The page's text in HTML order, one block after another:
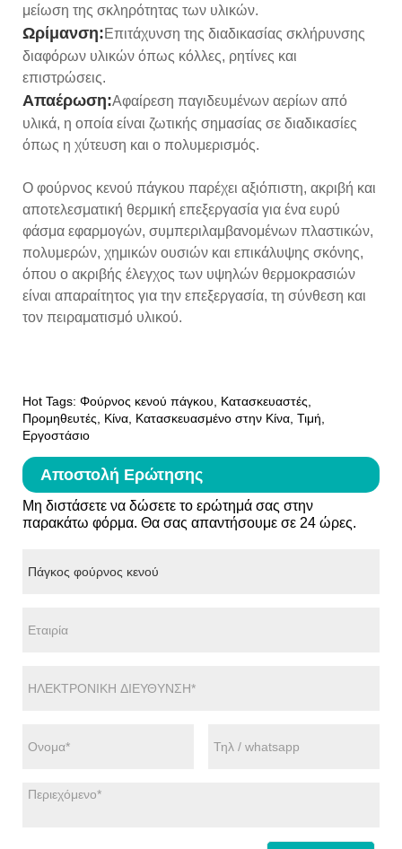
μείωση της σκληρότητας των υλικών.
Ωρίμανση:Επιτάχυνση της διαδικασίας σκλήρυνσης
διαφόρων υλικών όπως κόλλες, ρητίνες και
επιστρώσεις.
Απαέρωση:Αφαίρεση παγιδευμένων αερίων από
υλικά, η οποία είναι ζωτικής σημασίας σε διαδικασίες
όπως η χύτευση και ο πολυμερισμός.
Ο φούρνος κενού πάγκου παρέχει αξιόπιστη, ακριβή και
αποτελεσματική θερμική επεξεργασία για ένα ευρύ
φάσμα εφαρμογών, συμπεριλαμβανομένων πλαστικών,
πολυμερών, χημικών ουσιών και επικάλυψης σκόνης,
όπου ο ακριβής έλεγχος των υψηλών θερμοκρασιών
είναι απαραίτητος για την επεξεργασία, τη σύνθεση και
τον πειραματισμό υλικού.
Hot Tags: Φούρνος κενού πάγκου, Κατασκευαστές,
Προμηθευτές, Κίνα, Κατασκευασμένο στην Κίνα, Τιμή,
Εργοστάσιο
Αποστολή Ερώτησης
Μη διστάσετε να δώσετε το ερώτημά σας στην
παρακάτω φόρμα. Θα σας απαντήσουμε σε 24 ώρες.